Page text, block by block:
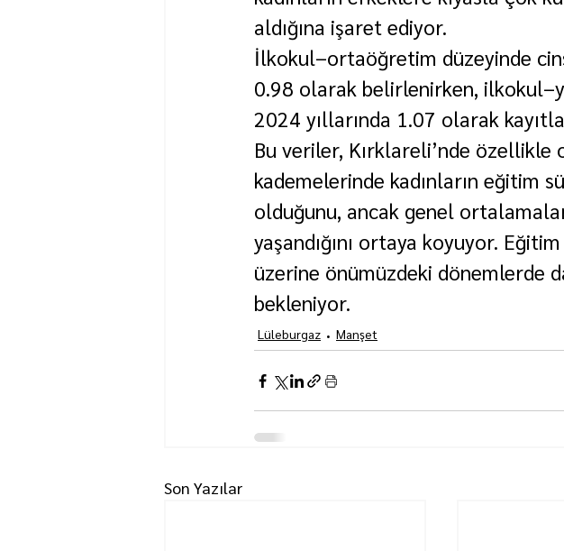
aldığına işaret ediyor.
İlkokul–ortaöğretim düzeyinde
0.98 olarak belirlenirken,
2024 yıllarında 1.07 olarak
Bu veriler, Kırklareli’nde
kademelerinde kadınların eğitim
olduğunu, ancak genel
yaşandığını ortaya koyuyor.
üzerine önümüzdeki dönemlerde
bekleniyor.
Lüleburgaz Manşet
Son Yazılar